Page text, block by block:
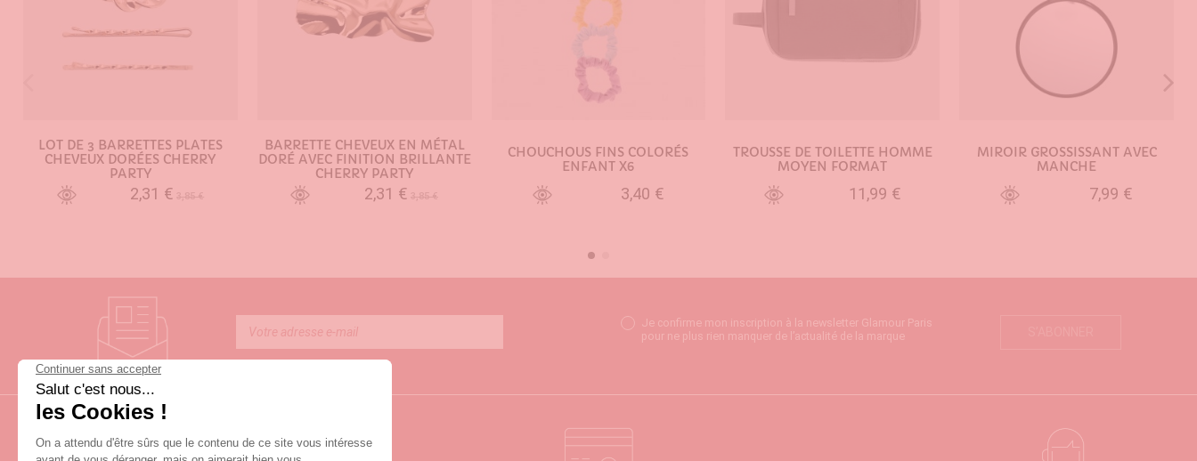
LOT DE 3 BARRETTES PLATES
CHEVEUX DORÉES CHERRY
PARTY
2,31 €
BARRETTE CHEVEUX EN MÉTAL
DORÉ AVEC FINITION BRILLANTE
CHERRY PARTY
2,31 €
CHOUCHOUS FINS COLORÉS
ENFANT X6
3,40 €
TROUSSE DE TOILETTE HOMME
MOYEN FORMAT
11,99 €
MIROIR GROSSISSANT AVEC
MANCHE
7,99 €
Je confirme mon inscription à la newsletter Glamour Paris
pour ne plus rien manquer de l’actualité de la marque